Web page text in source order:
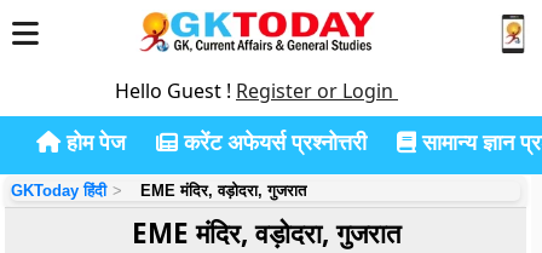
Hello Guest ! Register or Login
होम पेज करेंट अफेयर्स प्रश्नोत्तरी सामान्य ज्ञान
GKToday हिंदी EME मंदिर, वड़ोदरा, गुजरात
EME मंदिर, वड़ोदरा, गुजरात